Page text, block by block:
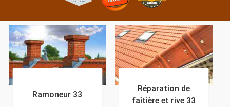
Ramoneur 33
Réparation de
faîtière et rive 33